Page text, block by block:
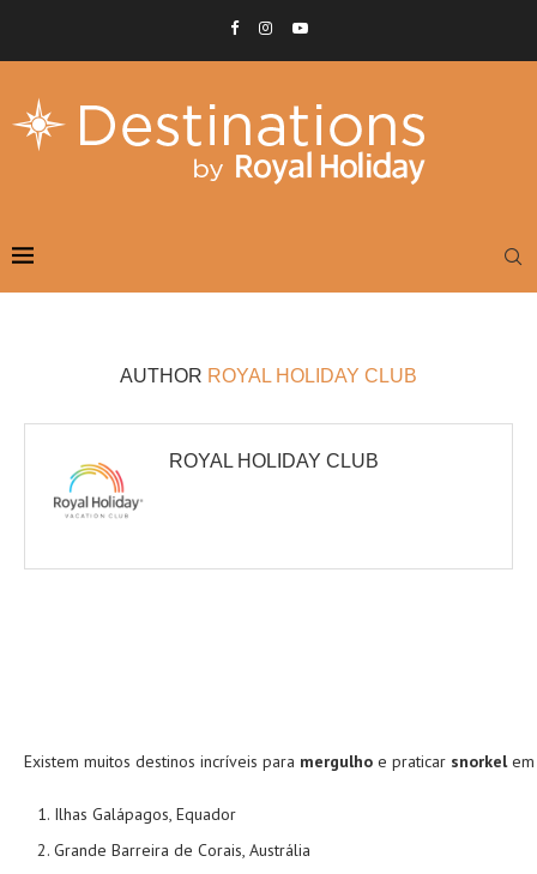
AUTHOR ROYAL HOLIDAY CLUB
ROYAL HOLIDAY CLUB
Existem muitos destinos incríveis para mergulho e praticar snorkelem
Ilhas Galápagos, Equador
Grande Barreira de Corais, Austrália